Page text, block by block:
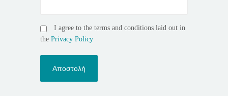
I agree to the terms and conditions laid out in
the Privacy Policy